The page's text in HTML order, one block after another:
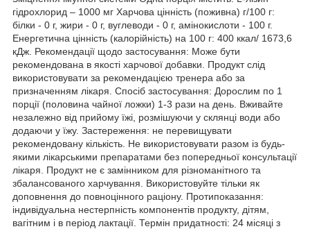
гідрохлорид – 1000 мг Харчова цінність (поживна) г/100 г:
білки - 0 г, жири - 0 г, вуглеводи - 0 г, амінокислоти - 100 г.
Енергетична цінність (калорійність) на 100 г: 400 ккал/ 1673,6
кДж. Рекомендації щодо застосування: Може бути
рекомендована в якості харчової добавки. Продукт слід
використовувати за рекомендацією тренера або за
призначенням лікаря. Спосіб застосування: Дорослим по 1
порції (половина чайної ложки) 1-3 рази на день. Вживайте
незалежно від прийому їжі, розмішуючи у склянці води або
додаючи у їжу. Застереження: не перевищувати
рекомендовану кількість. Не використовувати разом із будь-
якими лікарськими препаратами без попередньої консультації
лікаря. Продукт не є замінником для різноманітного та
збалансованого харчування. Використовуйте тільки як
доповнення до повноцінного раціону. Протипоказання:
індивідуальна нестерпність компонентів продукту, дітям,
вагітним і в період лактації. Термін придатності: 24 місяці з